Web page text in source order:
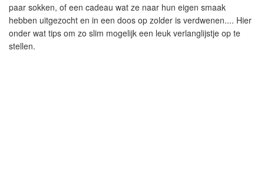
paar sokken, of een cadeau wat ze naar hun eigen smaak
hebben uitgezocht en in een doos op zolder is verdwenen.... Hier
onder wat tips om zo slim mogelijk een leuk verlanglijstje op te
stellen.